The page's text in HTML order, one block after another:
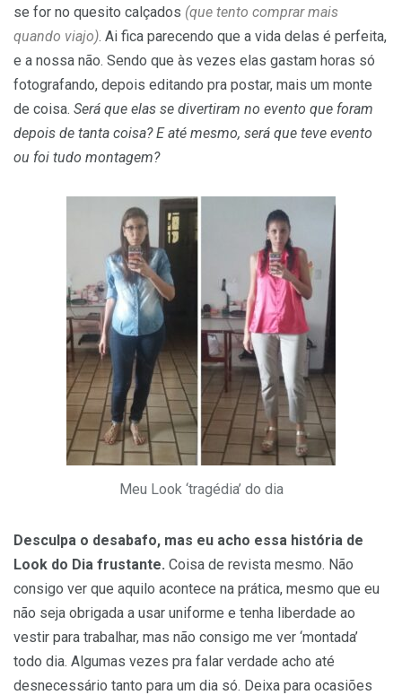
se for no quesito calçados (que tento comprar mais
quando viajo). Ai fica parecendo que a vida delas é perfeita,
e a nossa não. Sendo que às vezes elas gastam horas só
fotografando, depois editando pra postar, mais um monte
de coisa. Será que elas se divertiram no evento que foram
depois de tanta coisa? E até mesmo, será que teve evento
ou foi tudo montagem?
Meu Look ‘tragédia’ do dia
Desculpa o desabafo, mas eu acho essa história de
Look do Dia frustante. Coisa de revista mesmo. Não
consigo ver que aquilo acontece na prática, mesmo que eu
não seja obrigada a usar uniforme e tenha liberdade ao
vestir para trabalhar, mas não consigo me ver ‘montada’
todo dia. Algumas vezes pra falar verdade acho até
desnecessário tanto para um dia só. Deixa para ocasiões